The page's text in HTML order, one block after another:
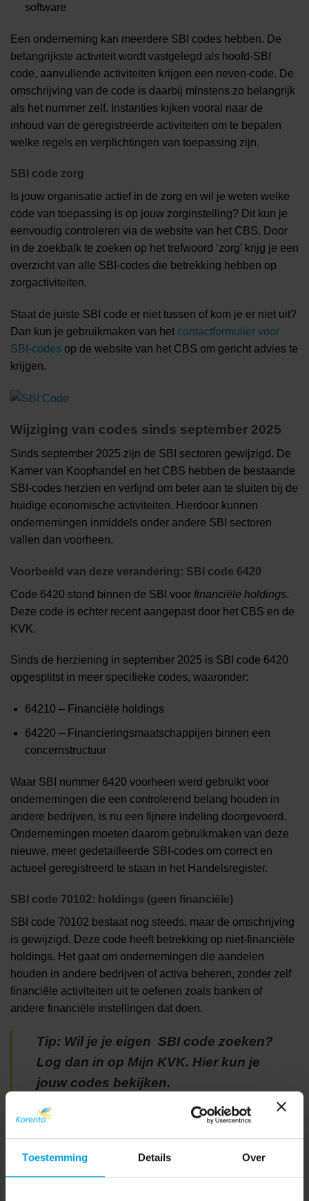
Toestemming Details Over
software
Een onderneming kan meerdere SBI codes hebben. De
belangrijkste activiteit wordt vastgelegd als hoofd-SBI
code, aanvullende activiteiten krijgen een neven-code. De
omschrijving van de code is daarbij minstens zo belangrijk
als het nummer zelf. Instanties kijken vooral naar de
inhoud van de geregistreerde activiteiten om te bepalen
welke regels en verplichtingen van toepassing zijn.
SBI code zorg
Is jouw organisatie actief in de zorg en wil je weten welke
code van toepassing is op jouw zorginstelling? Dit kun je
eenvoudig controleren via de website van het CBS. Door
in de zoekbalk te zoeken op het trefwoord ‘zorg’ krijg je een
overzicht van alle SBI-codes die betrekking hebben op
zorgactiviteiten.
Staat de juiste SBI code er niet tussen of kom je er niet uit?
Dan kun je gebruikmaken van het contactformulier voor
SBI-codes op de website van het CBS om gericht advies te
krijgen.
Wijziging van codes sinds september 2025
Sinds september 2025 zijn de SBI sectoren gewijzigd. De
Kamer van Koophandel en het CBS hebben de bestaande
SBI-codes herzien en verfijnd om beter aan te sluiten bij de
huidige economische activiteiten. Hierdoor kunnen
ondernemingen inmiddels onder andere SBI sectoren
vallen dan voorheen.
Voorbeeld van deze verandering: SBI code 6420
Code 6420 stond binnen de SBI voor financiële holdings.
Deze code is echter recent aangepast door het CBS en de
KVK.
Sinds de herziening in september 2025 is SBI code 6420
opgesplitst in meer specifieke codes, waaronder:
64210 – Financiële holdings
64220 – Financieringsmaatschappijen binnen een
concernstructuur
Waar SBI nummer 6420 voorheen werd gebruikt voor
ondernemingen die een controlerend belang houden in
andere bedrijven, is nu een fijnere indeling doorgevoerd.
Ondernemingen moeten daarom gebruikmaken van deze
nieuwe, meer gedetailleerde SBI-codes om correct en
actueel geregistreerd te staan in het Handelsregister.
SBI code 70102: holdings (geen financiële)
SBI code 70102 bestaat nog steeds, maar de omschrijving
is gewijzigd. Deze code heeft betrekking op niet-financiële
holdings. Het gaat om ondernemingen die aandelen
houden in andere bedrijven of activa beheren, zonder zelf
financiële activiteiten uit te oefenen zoals banken of
andere financiële instellingen dat doen.
Tip: Wil je je eigen SBI code zoeken?
Log dan in op Mijn KVK. Hier kun je
jouw codes bekijken.
Waarom is een SBI code zo belangrijk?
De SBI code speelt een centrale rol in de beoordeling van
een onderneming door verschillende instanties.
Overheden, de Belastingdienst, banken, verzekeraars en